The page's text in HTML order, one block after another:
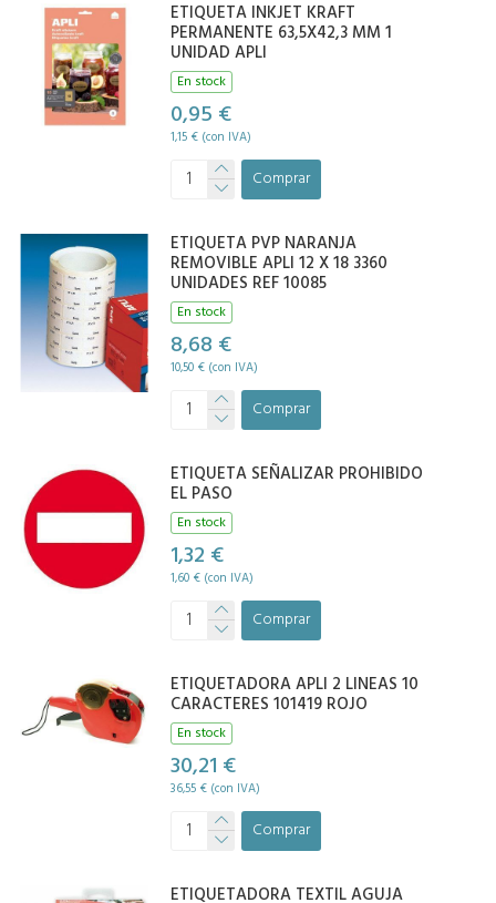
ETIQUETA INKJET KRAFT
PERMANENTE 63,5X42,3 MM 1
UNIDAD APLI
En stock
0,95 €
1,15 € (con IVA)
Comprar
ETIQUETA PVP NARANJA
REMOVIBLE APLI 12 X 18 3360
UNIDADES REF 10085
En stock
8,68 €
10,50 € (con IVA)
Comprar
ETIQUETA SEÑALIZAR PROHIBIDO
EL PASO
En stock
1,32 €
1,60 € (con IVA)
Comprar
ETIQUETADORA APLI 2 LINEAS 10
CARACTERES 101419 ROJO
En stock
30,21 €
36,55 € (con IVA)
Comprar
ETIQUETADORA TEXTIL AGUJA